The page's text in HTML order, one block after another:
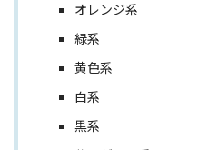
オレンジ系
緑系
黄色系
白系
黒系